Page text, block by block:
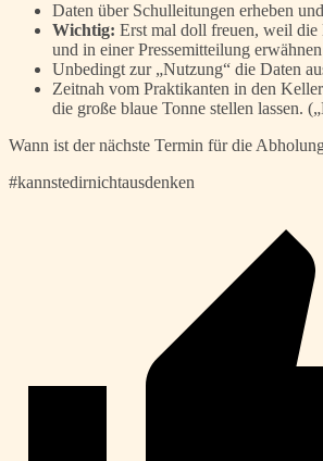
Daten über Schulleitungen erheben
Wichtig: Erst mal doll freuen, weil die
und in einer Pressemitteilung
Unbedingt zur „Nutzung“ die Daten
Zeitnah vom Praktikanten in den
die große blaue Tonne stellen lassen.
Wann ist der nächste Termin für die
#kannstedirnichtausdenken